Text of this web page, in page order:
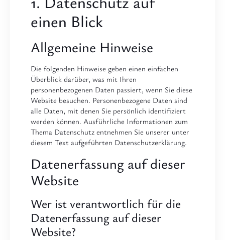
einen Blick
Allgemeine Hinweise
Die folgenden Hinweise geben einen einfachen
Überblick darüber, was mit Ihren
personenbezogenen Daten passiert, wenn Sie diese
Website besuchen. Personenbezogene Daten sind
alle Daten, mit denen Sie persönlich identifiziert
werden können. Ausführliche Informationen zum
Thema Datenschutz entnehmen Sie unserer unter
diesem Text aufgeführten Datenschutzerklärung.
Datenerfassung auf dieser
Website
Wer ist verantwortlich für die
Datenerfassung auf dieser
Website?